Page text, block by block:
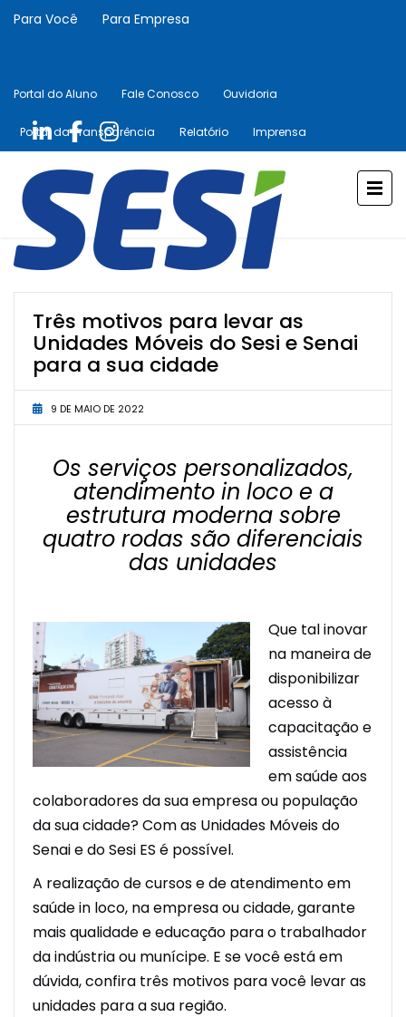
Para Você Para Empresa
Portal do Aluno Fale Conosco Ouvidoria
Portal da Transparência Relatório Imprensa
Três motivos para levar as
Unidades Móveis do Sesi e Senai
para a sua cidade
9 DE MAIO DE 2022
Os serviços personalizados,
atendimento in loco e a
estrutura moderna sobre
quatro rodas são diferenciais
das unidades
Que tal inovar
na maneira de
disponibilizar
acesso à
capacitação e
assistência
em saúde aos
colaboradores da sua empresa ou população
da sua cidade? Com as Unidades Móveis do
Senai e do Sesi ES é possível.
A realização de cursos e de atendimento em
saúde in loco, na empresa ou cidade, garante
mais qualidade e educação para o trabalhador
da indústria ou munícipe. E se você está em
dúvida, confira três motivos para você levar as
unidades para a sua região.